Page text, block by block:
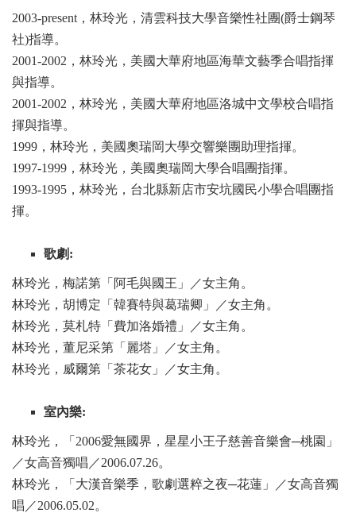
2003-present ，林玲光，清雲科技大學音樂性社團(爵士鋼琴
社)指導。
2001-2002 ，林玲光，美國大華府地區海華文藝季合唱指揮
與指導。
2001-2002 ，林玲光，美國大華府地區洛城中文學校合唱指
揮與指導。
1999 ，林玲光，美國奧瑞岡大學交響樂團助理指揮。
1997-1999 ，林玲光，美國奧瑞岡大學合唱團指揮。
1993-1995 ，林玲光，台北縣新店市安坑國民小學合唱團指
揮。
歌劇:
林玲光，梅諾第「阿毛與國王」／女主角。
林玲光，胡博定「韓賽特與葛瑞卿」／女主角。
林玲光，莫札特「費加洛婚禮」／女主角。
林玲光，董尼采第「麗塔」／女主角。
林玲光，威爾第「茶花女」／女主角。
室內樂:
林玲光，「2006愛無國界，星星小王子慈善音樂會─桃園」
／女高音獨唱／2006.07.26。
林玲光，「大漢音樂季，歌劇選粹之夜─花蓮」／女高音獨
唱／2006.05.02。